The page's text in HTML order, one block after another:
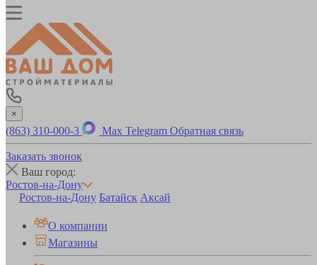
×
(863) 310-000-3 Max Telegram Обратная связь
Заказать звонок
Ваш город:
Ростов-на-Дону
Ростов-на-Дону Батайск Аксай
О компании
Магазины